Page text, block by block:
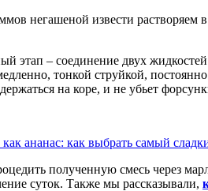
негашеной извести
этап – соединение двух
тонкой струйкой,
на коре, и не убьет
ананас: как выбрать самый
полученную смесь через
суток. Также мы рассказывали,